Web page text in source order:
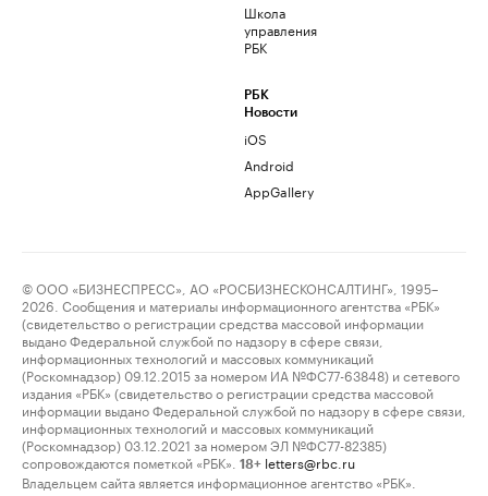
Школа
управления
РБК
РБК
Новости
iOS
Android
AppGallery
© ООО «БИЗНЕСПРЕСС», АО «РОСБИЗНЕСКОНСАЛТИНГ», 1995–
2026. Сообщения и материалы информационного агентства «РБК»
(свидетельство о регистрации средства массовой информации
выдано Федеральной службой по надзору в сфере связи,
информационных технологий и массовых коммуникаций
(Роскомнадзор) 09.12.2015 за номером ИА №ФС77-63848) и сетевого
издания «РБК» (свидетельство о регистрации средства массовой
информации выдано Федеральной службой по надзору в сфере связи,
информационных технологий и массовых коммуникаций
(Роскомнадзор) 03.12.2021 за номером ЭЛ №ФС77-82385)
сопровождаются пометкой «РБК».
18+ letters@rbc.ru
Владельцем сайта является информационное агентство «РБК».